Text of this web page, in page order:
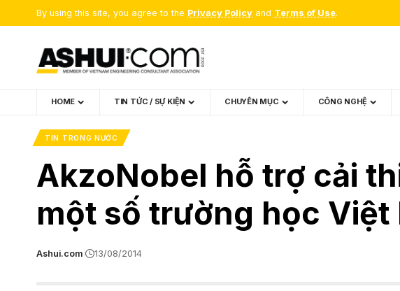
By using this site, you agree to the Privacy Policy and Terms of Use.
HOME TIN TỨC / SỰ KIỆN CHUYÊN MỤC CÔNG NGHỆ
TIN TRONG NƯỚC
AkzoNobel hỗ trợ cải
một số trường học Việt
Ashui.com 13/08/2014